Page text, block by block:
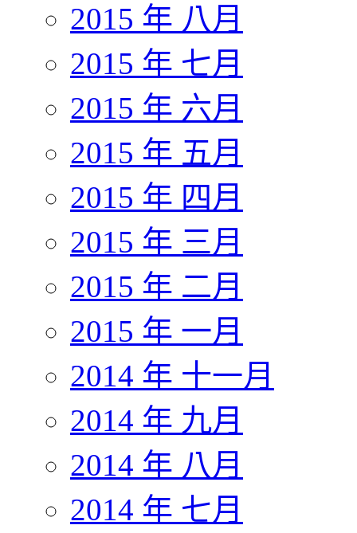
2015 年 八月
2015 年 七月
2015 年 六月
2015 年 五月
2015 年 四月
2015 年 三月
2015 年 二月
2015 年 一月
2014 年 十一月
2014 年 九月
2014 年 八月
2014 年 七月